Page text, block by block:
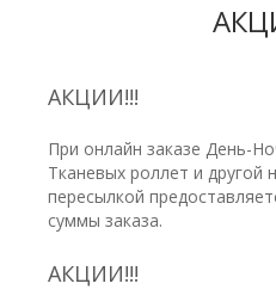
АКЦИИ!!!
При онлайн заказе День-
Тканевых роллет и другой
пересылкой
суммы заказа.
АКЦИИ!!!